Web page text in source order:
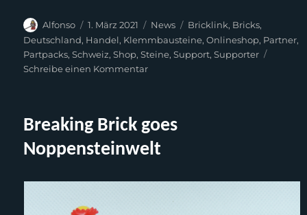
Autor
Alfonso
Veröffentlicht
am
1. März 2021 Kategorien
News Schlagwörter
Bricklink, Bricks,
Deutschland, Handel, Klemmbausteine,Onlineshop, Partner,
Partpacks,Schweiz,Shop,Steine,Support,Supporter
Schreibe einen Kommentarzu
ein
neuer
Supporter
Breaking
Breaking Brick goes
Noppensteinwelt